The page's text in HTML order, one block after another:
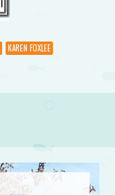
KAREN FOXLEE